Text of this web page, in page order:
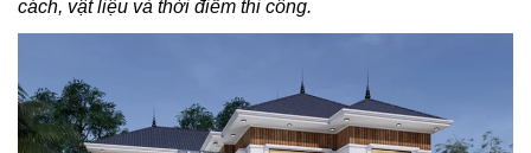
cách, vật liệu và thời điểm thi công.